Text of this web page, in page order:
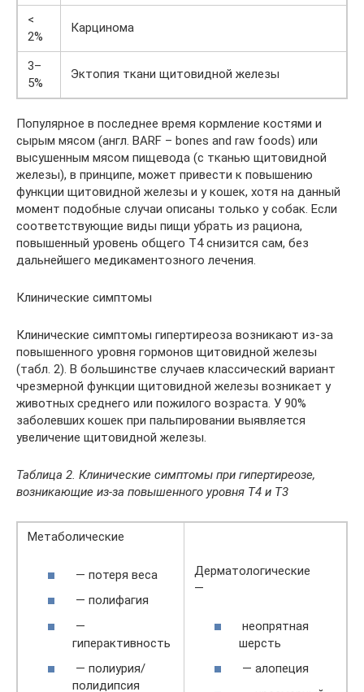
<
2%
Карцинома
3–
5%
Эктопия ткани щитовидной железы
Популярное в последнее время кормление костями и
сырым мясом (англ. BARF – bones and raw foods) или
высушенным мясом пищевода (с тканью щитовидной
железы), в принципе, может привести к повышению
функции щитовидной железы и у кошек, хотя на данный
момент подобные случаи описаны только у собак. Если
соответствующие виды пищи убрать из рациона,
повышенный уровень общего Т4 снизится сам, без
дальнейшего медикаментозного лечения.
Клинические симптомы
Клинические симптомы гипертиреоза возникают из-за
повышенного уровня гормонов щитовидной железы
(табл. 2). В большинстве случаев классический вариант
чрезмерной функции щитовидной железы возникает у
животных среднего или пожилого возраста. У 90%
заболевших кошек при пальпировании выявляется
увеличение щитовидной железы.
Таблица 2. Клинические симптомы при гипертиреозе,
возникающие из-за повышенного уровня Т4 и Т3
Метаболические
— потеря веса
— полифагия
—
гиперактивность
— полиурия/
полидипсия
Дерматологические
—
неопрятная
шерсть
— алопеция